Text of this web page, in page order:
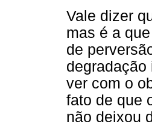
Vale dizer
mas é a
de
ver com o
fato de que
não deixou